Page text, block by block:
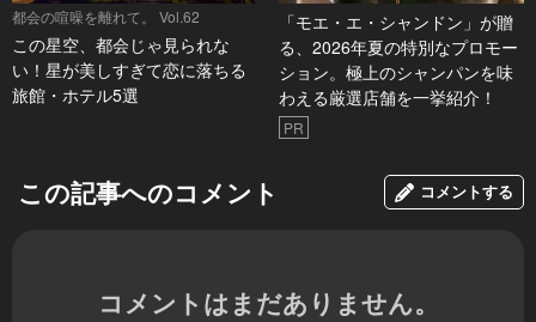
都会の喧噪を離れて。 Vol.62
この星空、都会じゃ見られな
い！星が美しすぎて恋に落ちる
旅館・ホテル5選
「モエ・エ・シャンドン」が贈
る、2026年夏の特別なプロモー
ション。極上のシャンパンを味
わえる厳選店舗を一挙紹介！
PR
この記事へのコメント コメントする
コメントはまだありません。